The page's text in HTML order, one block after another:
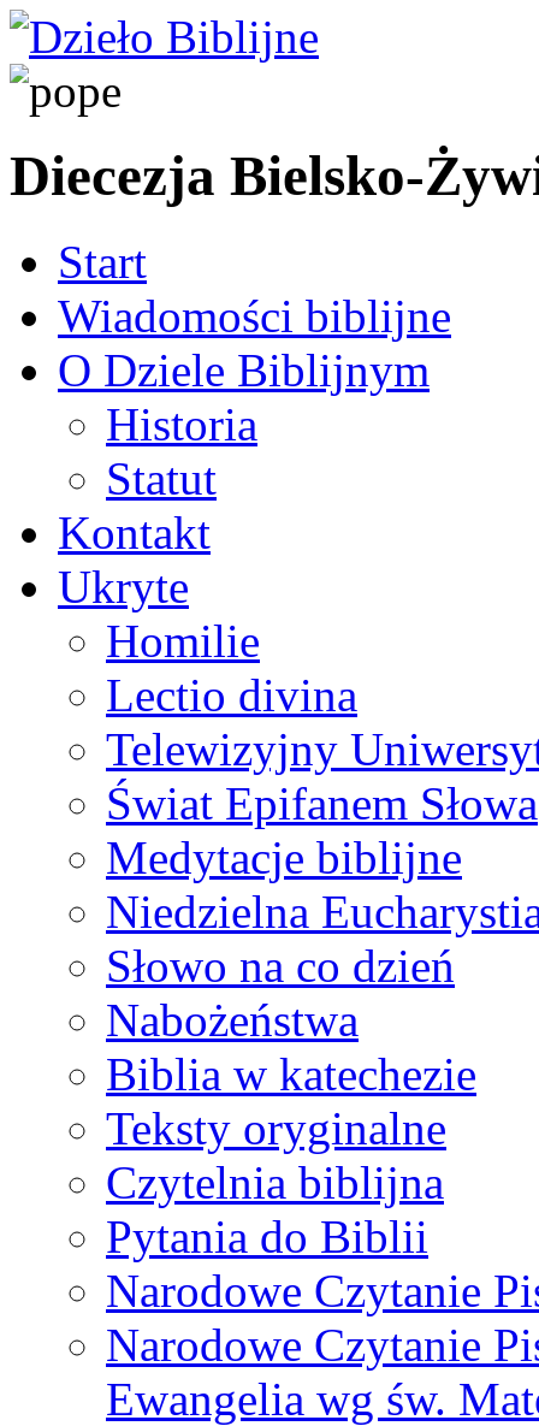
Diecezja Bielsko-
Start
Wiadomości biblijne
O Dziele Biblijnym
Historia
Statut
Kontakt
Ukryte
Homilie
Lectio divina
Telewizyjny
Świat Epifanem Słowa
Medytacje biblijne
Niedzielna
Słowo na co dzień
Nabożeństwa
Biblia w katechezie
Teksty oryginalne
Czytelnia biblijna
Pytania do Biblii
Narodowe Czytanie
Narodowe Czytanie
Ewangelia wg św.